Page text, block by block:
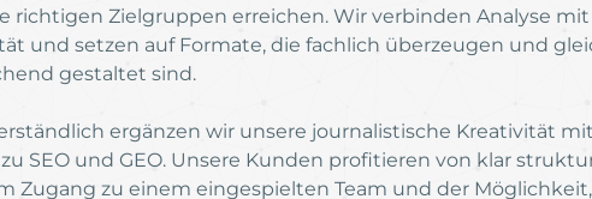
richtigen Zielgruppen erreichen. Wir verbinden Analyse
und setzen auf Formate, die fachlich überzeugen und
gestaltet sind.
ergänzen wir unsere journalistische Kreativität
SEO und GEO. Unsere Kunden profitieren von klar
Zugang zu einem eingespielten Team und der